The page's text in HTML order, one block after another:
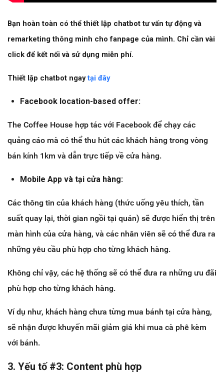
Bạn hoàn toàn có thể thiết lập chatbot tư vấn tự động và
remarketing thông minh cho fanpage của mình. Chỉ cần vài
click để kết nối và sử dụng miễn phí.
Thiết lập chatbot ngaytại đây
Facebook location-based offer:
The Coffee House hợp tác với Facebook để chạy các
quảng cáo mà có thể thu hút các khách hàng trong vòng
bán kính 1km và dẫn trực tiếp về cửa hàng.
Mobile App và tại cửa hàng:
Các thông tin của khách hàng (thức uống yêu thích, tần
suất quay lại, thời gian ngồi tại quán) sẽ được hiển thị trên
màn hình của cửa hàng, và các nhân viên sẽ có thể đưa ra
những yêu cầu phù hợp cho từng khách hàng.
Không chỉ vậy, các hệ thống sẽ có thể đưa ra những ưu đãi
phù hợp cho từng khách hàng.
Ví dụ như, khách hàng chưa từng mua bánh tại cửa hàng,
sẽ nhận được khuyến mãi giảm giá khi mua cà phê kèm
với bánh.
3. Yếu tố #3: Content phù hợp